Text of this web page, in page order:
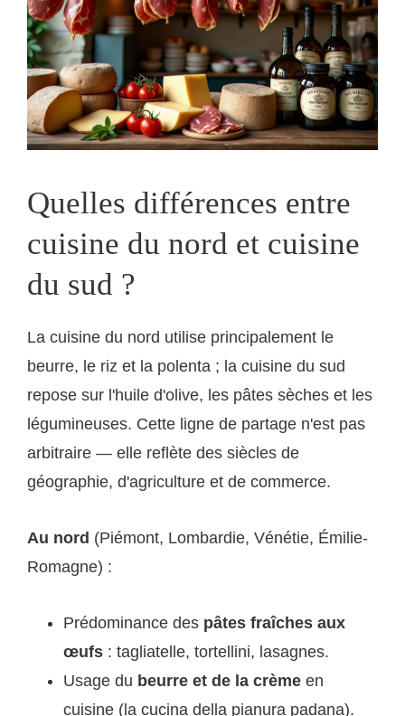
Quelles différences entre
cuisine du nord et cuisine
du sud ?
La cuisine du nord utilise principalement le
beurre, le riz et la polenta ; la cuisine du sud
repose sur l'huile d'olive, les pâtes sèches et les
légumineuses. Cette ligne de partage n'est pas
arbitraire — elle reflète des siècles de
géographie, d'agriculture et de commerce.
Au nord (Piémont, Lombardie, Vénétie, Émilie-
Romagne) :
Prédominance des pâtes fraîches aux
œufs : tagliatelle, tortellini, lasagnes.
Usage du beurre et de la crème en
cuisine (la cucina della pianura padana).